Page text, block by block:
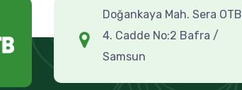
Doğankaya Mah. Sera OTB
4. Cadde No:2 Bafra /
Samsun